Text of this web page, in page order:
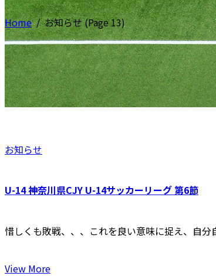
Home/お知らせ(Page 13)
お知らせ
U-14 神奈川県CJY U-14サッカーリーグ 第6節
惜しくも敗戦、、、これを良い意味に捉え、自分
View More